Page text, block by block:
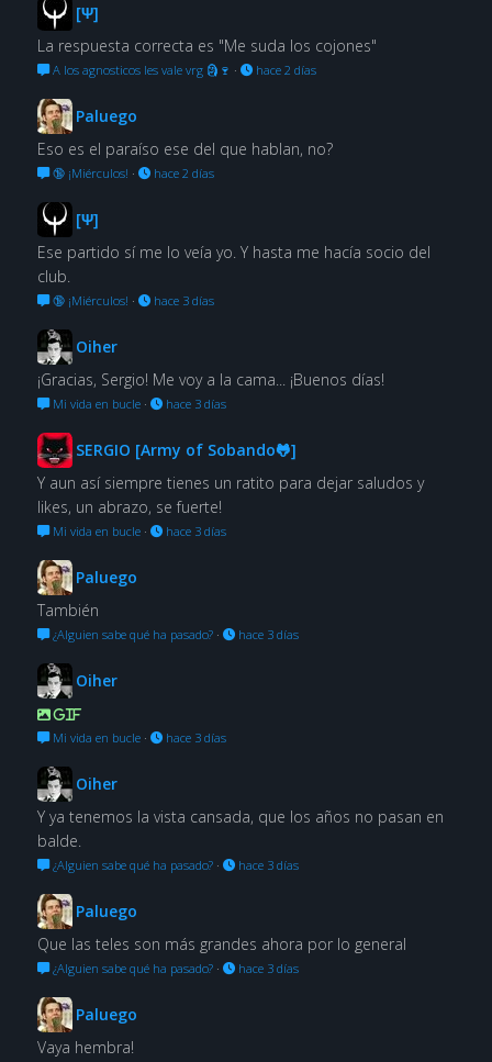
[Ψ]
La respuesta correcta es "Me suda los cojones"
A los agnosticos les vale vrg 🗿🍷 · hace 2 días
Paluego
Eso es el paraíso ese del que hablan, no?
🔞 ¡Miérculos! · hace 2 días
[Ψ]
Ese partido sí me lo veía yo. Y hasta me hacía socio del
club.
🔞 ¡Miérculos! · hace 3 días
Oiher
¡Gracias, Sergio! Me voy a la cama... ¡Buenos días!
Mi vida en bucle· hace 3 días
SERGIO [Army of Sobando🐸]
Y aun así siempre tienes un ratito para dejar saludos y
likes, un abrazo, se fuerte!
Mi vida en bucle· hace 3 días
Paluego
También
¿Alguien sabe qué ha pasado?· hace 3 días
Oiher
GIF
Mi vida en bucle· hace 3 días
Oiher
Y ya tenemos la vista cansada, que los años no pasan en
balde.
¿Alguien sabe qué ha pasado?· hace 3 días
Paluego
Que las teles son más grandes ahora por lo general
¿Alguien sabe qué ha pasado?· hace 3 días
Paluego
Vaya hembra!